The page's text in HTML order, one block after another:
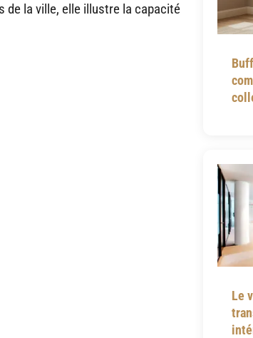
de la ville, elle illustre la capacité
Le